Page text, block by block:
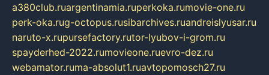
a380club.ruargentinamia.ruperkoka.rumovie-one.ru
perk-oka.rug-octopus.rusibarchives.ruandreislyusar.ru
naruto-x.rupursefactory.rutor-lyubov-i-grom.ru
spayderhed-2022.rumovieone.ruevro-dez.ru
webamator.ruma-absolut1.ruavtopomosch27.ru